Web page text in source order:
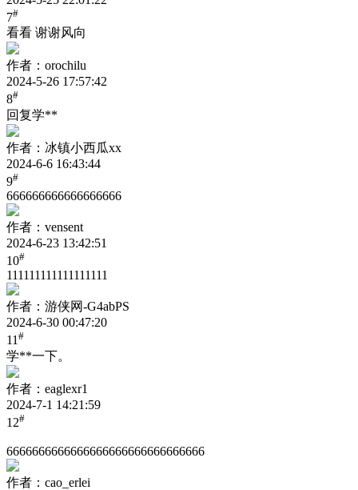
7#
看看 谢谢风向
作者：orochilu
2024-5-26 17:57:42
8#
回复学**
作者：冰镇小西瓜xx
2024-6-6 16:43:44
9#
666666666666666666
作者：vensent
2024-6-23 13:42:51
10#
111111111111111111
作者：游侠网-G4abPS
2024-6-30 00:47:20
11#
学**一下。
作者：eaglexr1
2024-7-1 14:21:59
12#
6666666666666666666666666666666
作者：cao_erlei